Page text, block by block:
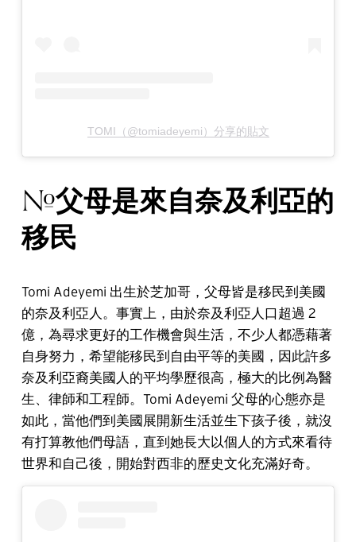
TOMI（@tomiadeyemi）分享的貼文
#父母是來自奈及利亞的
移民
Tomi Adeyemi 出生於芝加哥，父母皆是移民到美國
的奈及利亞人。事實上，由於奈及利亞人口超過 2
億，為尋求更好的工作機會與生活，不少人都憑藉著
自身努力，希望能移民到自由平等的美國，因此許多
奈及利亞裔美國人的平均學歷很高，極大的比例為醫
生、律師和工程師。Tomi Adeyemi 父母的心態亦是
如此，當他們到美國展開新生活並生下孩子後，就沒
有打算教他們母語，直到她長大以個人的方式來看待
世界和自己後，開始對西非的歷史文化充滿好奇。